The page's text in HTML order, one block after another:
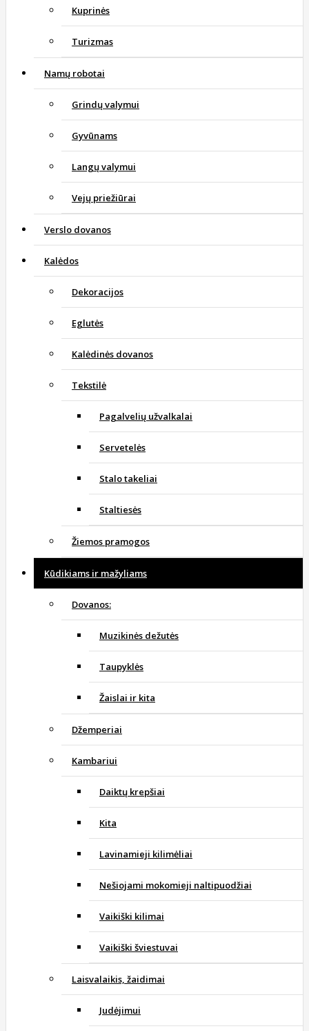
Kuprinės
Turizmas
Namų robotai
Grindų valymui
Gyvūnams
Langų valymui
Vejų priežiūrai
Verslo dovanos
Kalėdos
Dekoracijos
Eglutės
Kalėdinės dovanos
Tekstilė
Pagalvelių užvalkalai
Servetelės
Stalo takeliai
Staltiesės
Žiemos pramogos
Kūdikiams ir mažyliams
Dovanos:
Muzikinės dežutės
Taupyklės
Žaislai ir kita
Džemperiai
Kambariui
Daiktų krepšiai
Kita
Lavinamieji kilimėliai
Nešiojami mokomieji naltipuodžiai
Vaikiški kilimai
Vaikiški šviestuvai
Laisvalaikis, žaidimai
Judėjimui